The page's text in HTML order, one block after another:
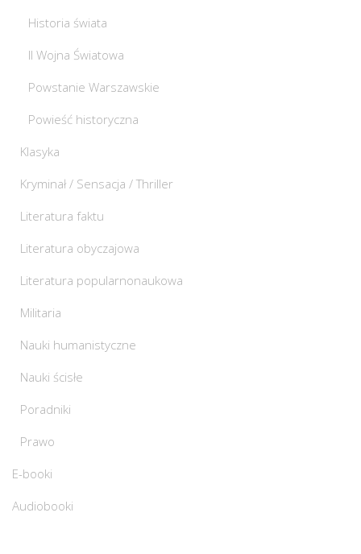
Historia świata
II Wojna Światowa
Powstanie Warszawskie
Powieść historyczna
Klasyka
Kryminał / Sensacja / Thriller
Literatura faktu
Literatura obyczajowa
Literatura popularnonaukowa
Militaria
Nauki humanistyczne
Nauki ścisłe
Poradniki
Prawo
E-booki
Audiobooki